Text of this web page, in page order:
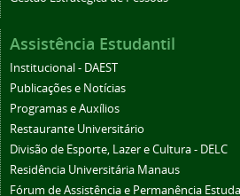
Assistência Estudantil
Institucional - DAEST
Publicações e Notícias
Programas e Auxílios
Restaurante Universitário
Divisão de Esporte, Lazer e Cultura - DELC
Residência Universitária Manaus
Fórum de Assistência e Permanência